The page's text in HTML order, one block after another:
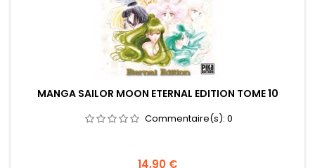
MANGA SAILOR MOON ETERNAL EDITION TOME 10
Commentaire(s): 0
Prix
14,90 €